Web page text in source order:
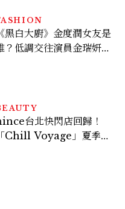
《黑白大廚》金度潤女友是
？低調交往演員金瑞妍、
台北快閃店回歸！
「Chill Voyage」夏季限